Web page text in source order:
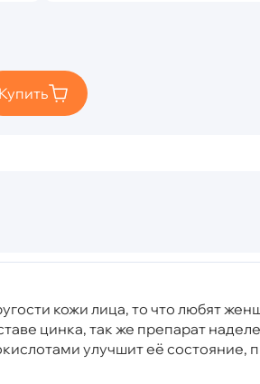
Купить
кожи лица, то что любят
цинка, так же препарат
улучшит её состояние,